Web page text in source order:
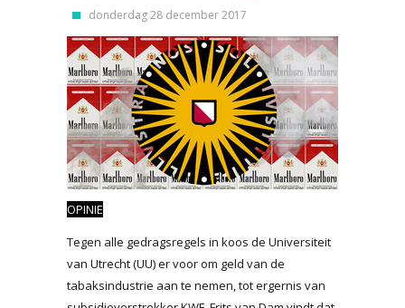
donderdag 28 december 2017
OPINIE
Tegen alle gedragsregels in koos de Universiteit
van Utrecht (UU) er voor om geld van de
tabaksindustrie aan te nemen, tot ergernis van